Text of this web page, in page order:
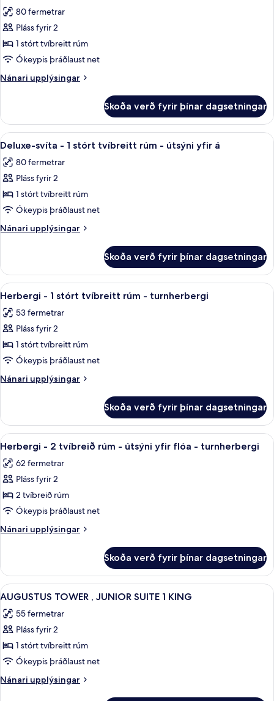
rúm
myndir
fyrir
FORUM
TOWER
DELUXE
SUITE
CITYVIEW
80 fermetrar
Pláss fyrir 2
1 stórt tvíbreitt rúm
Ókeypis þráðlaust net
Nánari upplýsingar
Nánari
TOWER
DELUXE
SUITE
CITYVIEW
Skoða verð fyrir þínar dagsetningar
Skoða
allar
myndir
fyrir
Deluxe-
svíta
-
1
tvíbreitt
rúm
-
útsýni
yfir
á
Deluxe-svíta - 1 stórt tvíbreitt rúm -
5
Deluxe-svíta - 1 stórt tvíbreitt rúm - útsýni yfir á
80 fermetrar
Pláss fyrir 2
1 stórt tvíbreitt rúm
Ókeypis þráðlaust net
Nánari upplýsingar
Nánari
svíta
1
tvíbreitt
rúm
útsýni
yfir
Skoða verð fyrir þínar dagsetningar
Skoða
allar
myndir
fyrir
Herbergi
-
1
stórt
rúm
turnherbergi
Herbergi - 1 stórt tvíbreitt rúm -
4
Herbergi - 1 stórt tvíbreitt rúm - turnherbergi
53 fermetrar
Pláss fyrir 2
1 stórt tvíbreitt rúm
Ókeypis þráðlaust net
Nánari upplýsingar
Nánari
-
stórt
tvíbreitt
rúm
Skoða verð fyrir þínar dagsetningar
Skoða
allar
myndir
fyrir
Herbergi
-
2
tvíbreið
-
útsýni
yfir
flóa
-
turnherbergi
Herbergi - 2 tvíbreið rúm - útsýni
4
Herbergi - 2 tvíbreið rúm - útsýni yfir flóa - turnherbergi
62 fermetrar
Pláss fyrir 2
2 tvíbreið rúm
Ókeypis þráðlaust net
Nánari upplýsingar
Nánari
-
tvíbreið
útsýni
flóa
-
Skoða verð fyrir þínar dagsetningar
Skoða
allar
myndir
fyrir
AUGUSTUS
TOWER
,
JUNIOR
AUGUSTUS TOWER , JUNIOR
4
AUGUSTUS TOWER , JUNIOR SUITE 1 KING
55 fermetrar
Pláss fyrir 2
1 stórt tvíbreitt rúm
Ókeypis þráðlaust net
Nánari upplýsingar
Nánari